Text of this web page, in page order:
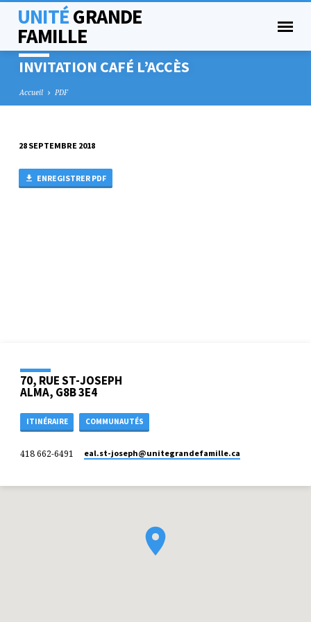
UNITÉGRANDE
FAMILLE
INVITATION CAFÉ L’ACCÈS
Accueil PDF
INVITATION
CAFÉ
L’ACCÈS
28 SEPTEMBRE 2018
ENREGISTRER PDF
70, RUE ST-JOSEPH
ALMA, G8B 3E4
ITINÉRAIRE COMMUNAUTÉS
418 662-6491 eal.st-joseph​@unitegrandefamille.ca